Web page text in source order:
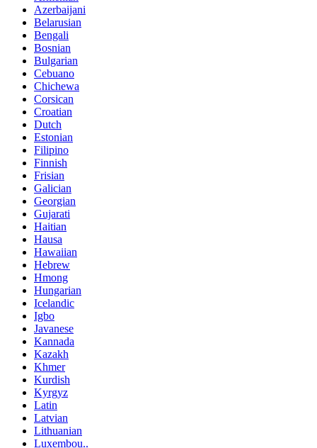
Azerbaijani
Belarusian
Bengali
Bosnian
Bulgarian
Cebuano
Chichewa
Corsican
Croatian
Dutch
Estonian
Filipino
Finnish
Frisian
Galician
Georgian
Gujarati
Haitian
Hausa
Hawaiian
Hebrew
Hmong
Hungarian
Icelandic
Igbo
Javanese
Kannada
Kazakh
Khmer
Kurdish
Kyrgyz
Latin
Latvian
Lithuanian
Luxembou..